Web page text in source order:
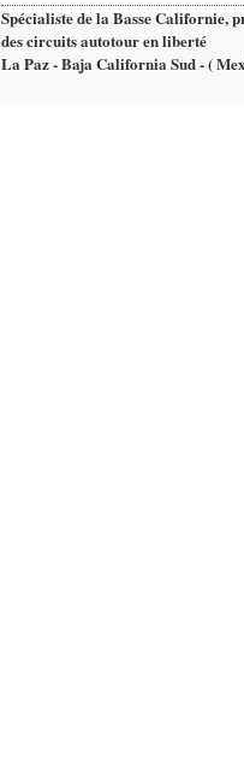
Spécialiste de la Basse Californie,
des circuits autotour en liberté
La Paz - Baja California Sud - (